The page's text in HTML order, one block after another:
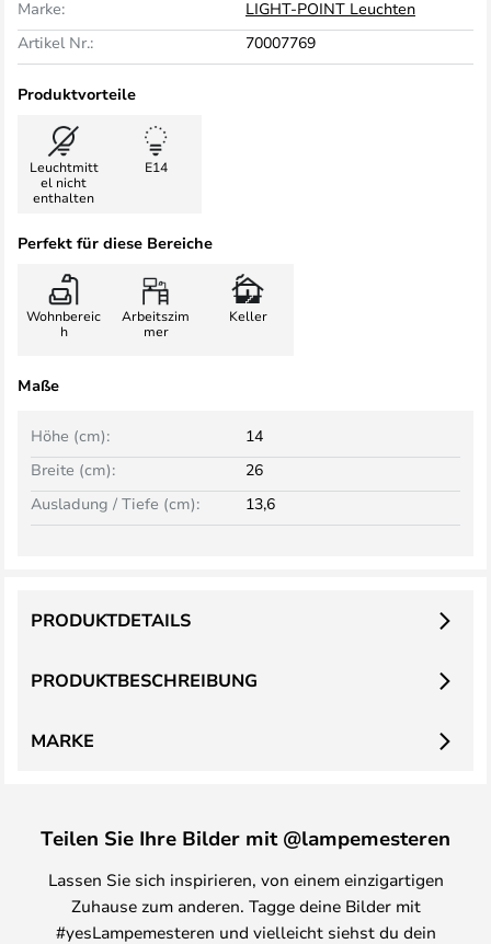
Marke:
LIGHT-POINT Leuchten
Artikel Nr.:
70007769
Produktvorteile
Leuchtmitt
el nicht
enthalten
E14
Perfekt für diese Bereiche
Wohnbereic
h
Arbeitszim
mer
Keller
Maße
Breite (cm): 26
Höhe (cm): 14
Ausladung / Tiefe (cm): 13,6
PRODUKTBESCHREIBUNG
PRODUKTDETAILS
MARKE
Teilen Sie Ihre Bilder mit @lampemesteren
Lassen Sie sich inspirieren, von einem einzigartigen
Zuhause zum anderen. Tagge deine Bilder mit
#yesLampemesteren und vielleicht siehst du dein